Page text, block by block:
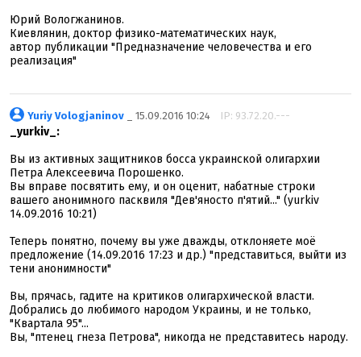
Юрий Вологжанинов.
Киевлянин, доктор физико-математических наук,
автор публикации "Предназначение человечества и его
реализация"
Yuriy Vologjaninov _ 15.09.2016 10:24 IP: 93.72.20.---
_yurkiv_:
Вы из активных защитников босса украинской олигархии
Петра Алексеевича Порошенко.
Вы вправе посвятить ему, и он оценит, набатные строки
вашего анонимного пасквиля "Дев'яносто п'ятий..." (yurkiv
14.09.2016 10:21)
Теперь понятно, почему вы уже дважды, отклоняете моё
предложение (14.09.2016 17:23 и др.) "представиться, выйти из
тени анонимности"
Вы, прячась, гадите на критиков олигархической власти.
Добрались до любимого народом Украины, и не только,
"Квартала 95"...
Вы, "птенец гнеза Петрова", никогда не представитесь народу.